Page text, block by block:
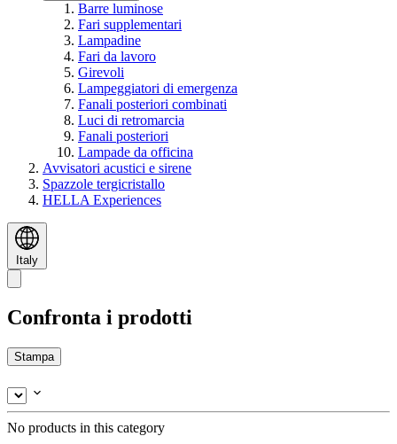
Barre luminose
Fari supplementari
Lampadine
Fari da lavoro
Girevoli
Lampeggiatori di emergenza
Fanali posteriori combinati
Luci di retromarcia
Fanali posteriori
Lampade da officina
Avvisatori acustici e sirene
Spazzole tergicristallo
HELLA Experiences
Italy
Confronta i prodotti
Stampa
No products in this category